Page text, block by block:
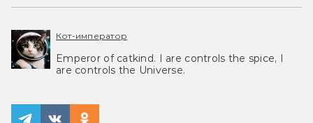
Кот-император
Emperor of catkind. I are controls the spice, I
are controls the Universe.